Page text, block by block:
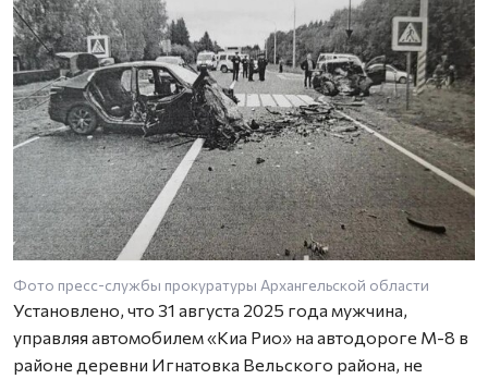
Фото пресс-службы прокуратуры Архангельской области
Установлено, что 31 августа 2025 года мужчина,
управляя автомобилем «Киа Рио» на автодороге М-8 в
районе деревни Игнатовка Вельского района, не